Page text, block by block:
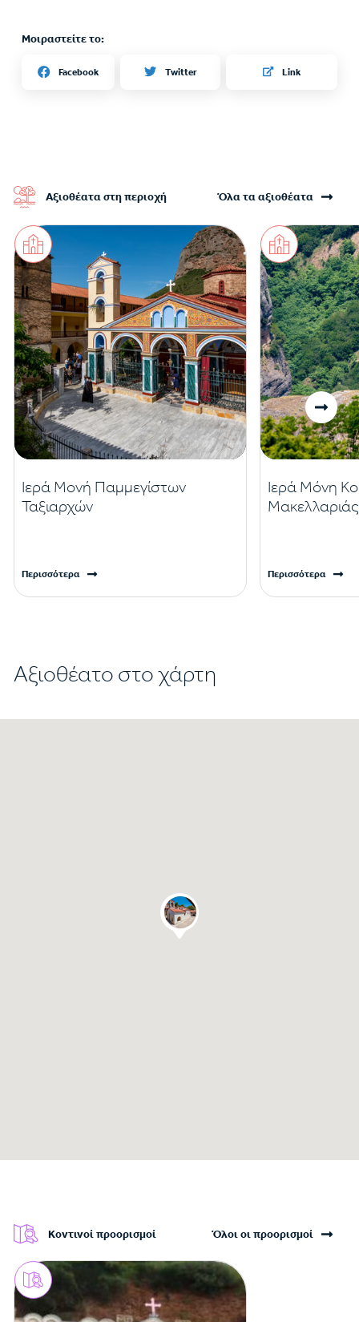
Μοιραστείτε το:
Facebook Twitter Link
Αξιοθέατα στη περιοχή Όλα τα αξιοθέατα
Ιερά Μονή Παμμεγίστων
Ταξιαρχών
Περισσότερα
Ιερά Μόνη
Μακελλαριάς
Περισσότερα
Αξιοθέατο στο χάρτη
Κοντινοί προορισμοί Όλοι οι προορισμοί